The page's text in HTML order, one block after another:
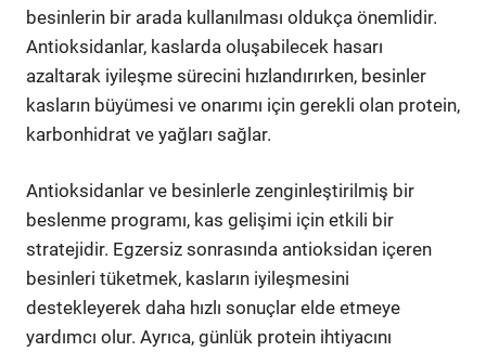
besinlerin bir arada kullanılması oldukça önemlidir.
Antioksidanlar, kaslarda oluşabilecek hasarı
azaltarak iyileşme sürecini hızlandırırken, besinler
kasların büyümesi ve onarımı için gerekli olan protein,
karbonhidrat ve yağları sağlar.
Antioksidanlar ve besinlerle zenginleştirilmiş bir
beslenme programı, kas gelişimi için etkili bir
stratejidir. Egzersiz sonrasında antioksidan içeren
besinleri tüketmek, kasların iyileşmesini
destekleyerek daha hızlı sonuçlar elde etmeye
yardımcı olur. Ayrıca, günlük protein ihtiyacını